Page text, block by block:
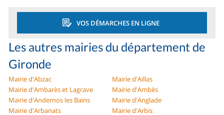
VOS DÉMARCHES EN LIGNE
Les autres mairies du département de
Gironde
Mairie d'Abzac
Mairie d'Aillas
Mairie d'Ambarès et Lagrave
Mairie d'Ambès
Mairie d'Andernos les Bains
Mairie d'Anglade
Mairie d'Arbanats
Mairie d'Arbis